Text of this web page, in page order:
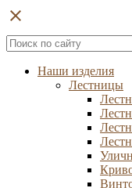
close
Наши изделия
Лестницы